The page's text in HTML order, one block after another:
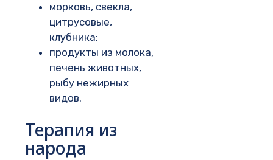
морковь, свекла,
цитрусовые,
клубника;
продукты из молока,
печень животных,
рыбу нежирных
видов.
Терапия из
народа